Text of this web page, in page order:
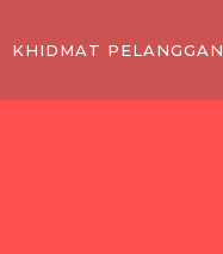
KHIDMAT PELANGGAN